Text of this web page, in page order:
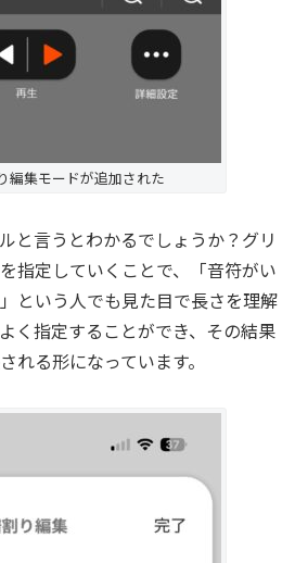
編集モードが追加された
と言うとわかるでしょうか？グリ
指定していくことで、「音符がい
という人でも見た目で長さを理解
く指定することができ、その結果
れる形になっています。